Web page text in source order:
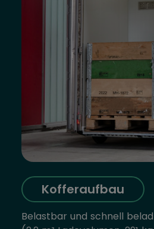
Kofferaufbau
Belastbar und schnell